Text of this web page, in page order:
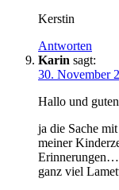
Kerstin
Antworten
Karin sagt:
30. November
Hallo und
ja die Sache
meiner
ganz viel